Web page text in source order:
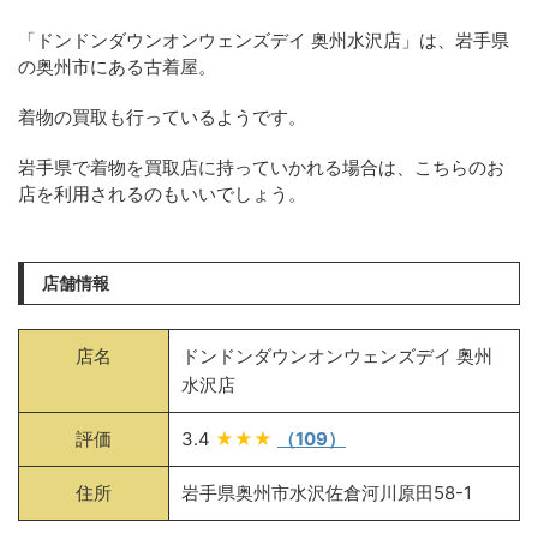
「ドンドンダウンオンウェンズデイ 奥州水沢店」は、岩手県
の奥州市にある古着屋。
着物の買取も行っているようです。
岩手県で着物を買取店に持っていかれる場合は、こちらのお
店を利用されるのもいいでしょう。
店舗情報
店名
ドンドンダウンオンウェンズデイ 奥州
水沢店
評価 3.4 ★★★ （109）
住所 岩手県奥州市水沢佐倉河川原田58-1